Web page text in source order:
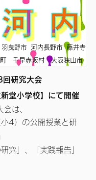
曳野市 河内長野市 ​藤井寺
千早赤坂村 大阪狭山市
研究大会
新堂小学校】にて開催
は、
4）の公開授業と研
究」、「実践報告」